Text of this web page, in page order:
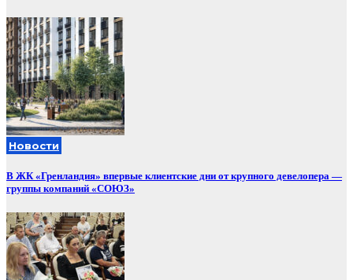
Новости
В ЖК «Гренландия» впервые клиентские дни от крупного девелопера —
группы компаний «СОЮЗ»